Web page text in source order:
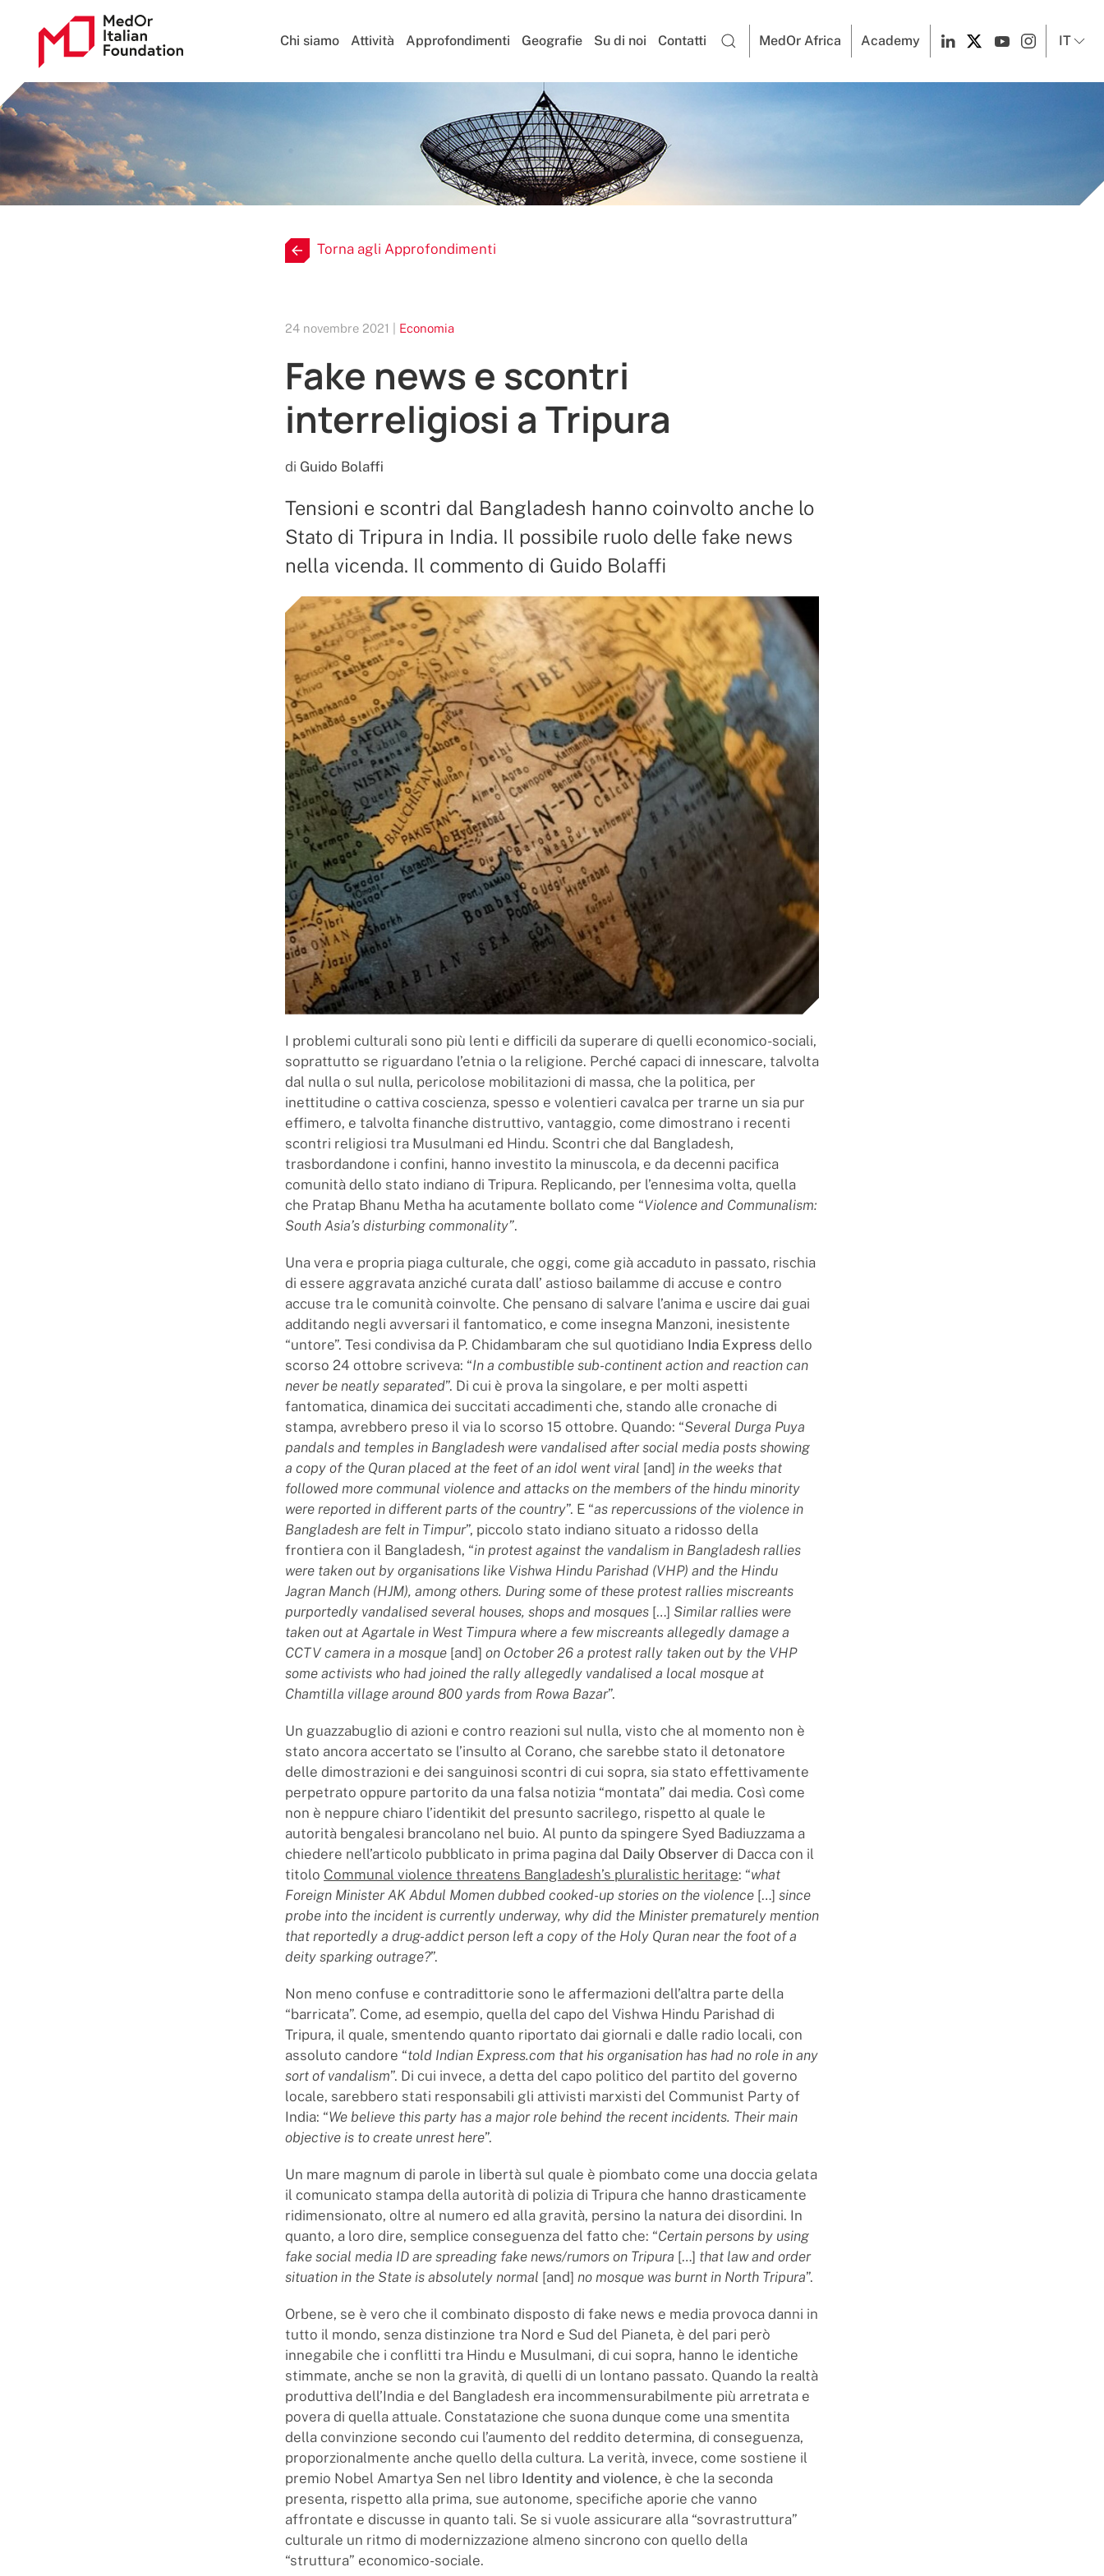
Chi siamo Attività Approfondimenti Geografie Su di noi Contatti MedOr Africa Academy IT
Torna agli Approfondimenti
24 novembre 2021 | Economia
Fake news e scontri
interreligiosi a Tripura
di Guido Bolaffi
Tensioni e scontri dal Bangladesh hanno coinvolto anche lo
Stato di Tripura in India. Il possibile ruolo delle fake news
nella vicenda. Il commento di Guido Bolaffi
I problemi culturali sono più lenti e difficili da superare di quelli economico-sociali,
soprattutto se riguardano l’etnia o la religione. Perché capaci di innescare, talvolta
dal nulla o sul nulla, pericolose mobilitazioni di massa, che la politica, per
inettitudine o cattiva coscienza, spesso e volentieri cavalca per trarne un sia pur
effimero, e talvolta finanche distruttivo, vantaggio, come dimostrano i recenti
scontri religiosi tra Musulmani ed Hindu. Scontri che dal Bangladesh,
trasbordandone i confini, hanno investito la minuscola, e da decenni pacifica
comunità dello stato indiano di Tripura. Replicando, per l’ennesima volta, quella
che Pratap Bhanu Metha ha acutamente bollato come “Violence and Communalism:
South Asia’s disturbing commonality”.
Una vera e propria piaga culturale, che oggi, come già accaduto in passato, rischia
di essere aggravata anziché curata dall’ astioso bailamme di accuse e contro
accuse tra le comunità coinvolte. Che pensano di salvare l’anima e uscire dai guai
additando negli avversari il fantomatico, e come insegna Manzoni, inesistente
“untore”. Tesi condivisa da P. Chidambaram che sul quotidiano India Express dello
scorso 24 ottobre scriveva: “In a combustible sub-continent action and reaction can
never be neatly separated”. Di cui è prova la singolare, e per molti aspetti
fantomatica, dinamica dei succitati accadimenti che, stando alle cronache di
stampa, avrebbero preso il via lo scorso 15 ottobre. Quando: “Several Durga Puya
pandals and temples in Bangladesh were vandalised after social media posts showing
a copy of the Quran placed at the feet of an idol went viral [and] in the weeks that
followed more communal violence and attacks on the members of the hindu minority
were reported in different parts of the country”. E “as repercussions of the violence in
Bangladesh are felt in Timpur”, piccolo stato indiano situato a ridosso della
frontiera con il Bangladesh, “in protest against the vandalism in Bangladesh rallies
were taken out by organisations like Vishwa Hindu Parishad (VHP) and the Hindu
Jagran Manch (HJM), among others. During some of these protest rallies miscreants
purportedly vandalised several houses, shops and mosques […] Similar rallies were
taken out at Agartale in West Timpura where a few miscreants allegedly damage a
CCTV camera in a mosque [and] on October 26 a protest rally taken out by the VHP
some activists who had joined the rally allegedly vandalised a local mosque at
Chamtilla village around 800 yards from Rowa Bazar”.
Un guazzabuglio di azioni e contro reazioni sul nulla, visto che al momento non è
stato ancora accertato se l’insulto al Corano, che sarebbe stato il detonatore
delle dimostrazioni e dei sanguinosi scontri di cui sopra, sia stato effettivamente
perpetrato oppure partorito da una falsa notizia “montata” dai media. Così come
non è neppure chiaro l’identikit del presunto sacrilego, rispetto al quale le
autorità bengalesi brancolano nel buio. Al punto da spingere Syed Badiuzzama a
chiedere nell’articolo pubblicato in prima pagina dal Daily Observer di Dacca con il
titolo Communal violence threatens Bangladesh’s pluralistic heritage: “what
Foreign Minister AK Abdul Momen dubbed cooked-up stories on the violence […] since
probe into the incident is currently underway, why did the Minister prematurely mention
that reportedly a drug-addict person left a copy of the Holy Quran near the foot of a
deity sparking outrage?”.
Non meno confuse e contradittorie sono le affermazioni dell’altra parte della
“barricata”. Come, ad esempio, quella del capo del Vishwa Hindu Parishad di
Tripura, il quale, smentendo quanto riportato dai giornali e dalle radio locali, con
assoluto candore “told Indian Express.com that his organisation has had no role in any
sort of vandalism”. Di cui invece, a detta del capo politico del partito del governo
locale, sarebbero stati responsabili gli attivisti marxisti del Communist Party of
India: “We believe this party has a major role behind the recent incidents. Their main
objective is to create unrest here”.
Un mare magnum di parole in libertà sul quale è piombato come una doccia gelata
il comunicato stampa della autorità di polizia di Tripura che hanno drasticamente
ridimensionato, oltre al numero ed alla gravità, persino la natura dei disordini. In
quanto, a loro dire, semplice conseguenza del fatto che: “Certain persons by using
fake social media ID are spreading fake news/rumors on Tripura […] that law and order
situation in the State is absolutely normal [and] no mosque was burnt in North Tripura”.
Orbene, se è vero che il combinato disposto di fake news e media provoca danni in
tutto il mondo, senza distinzione tra Nord e Sud del Pianeta, è del pari però
innegabile che i conflitti tra Hindu e Musulmani, di cui sopra, hanno le identiche
stimmate, anche se non la gravità, di quelli di un lontano passato. Quando la realtà
produttiva dell’India e del Bangladesh era incommensurabilmente più arretrata e
povera di quella attuale. Constatazione che suona dunque come una smentita
della convinzione secondo cui l’aumento del reddito determina, di conseguenza,
proporzionalmente anche quello della cultura. La verità, invece, come sostiene il
premio Nobel Amartya Sen nel libro Identity and violence, è che la seconda
presenta, rispetto alla prima, sue autonome, specifiche aporie che vanno
affrontate e discusse in quanto tali. Se si vuole assicurare alla “sovrastruttura”
culturale un ritmo di modernizzazione almeno sincrono con quello della
“struttura” economico-sociale.